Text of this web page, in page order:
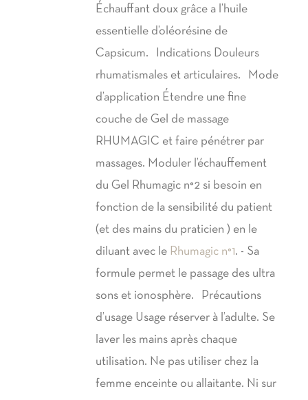
Échauffant doux grâce a l’huile
essentielle d’oléorésine de
Capsicum. Indications Douleurs
rhumatismales et articulaires. Mode
d’application Étendre une fine
couche de Gel de massage
RHUMAGIC et faire pénétrer par
massages. Moduler l’échauffement
du Gel Rhumagic n°2 si besoin en
fonction de la sensibilité du patient
(et des mains du praticien ) en le
diluant avec le Rhumagic n°1. - Sa
formule permet le passage des ultra
sons et ionosphère. Précautions
d’usage Usage réserver à l’adulte. Se
laver les mains après chaque
utilisation. Ne pas utiliser chez la
femme enceinte ou allaitante. Ni sur